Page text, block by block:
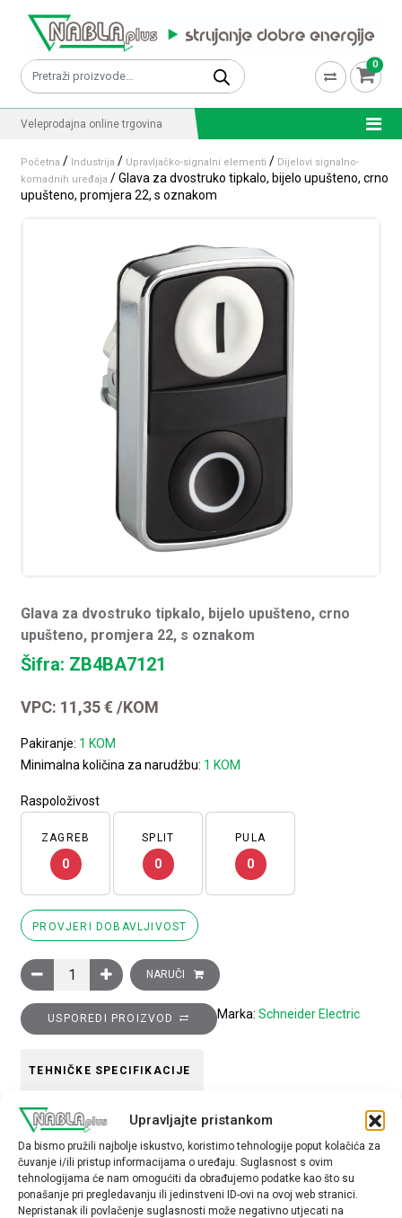
Upravljajte pristankom
Da bismo pružili najbolje iskustvo, koristimo tehnologije poput kolačića za
čuvanje i/ili pristup informacijama o uređaju. Suglasnost s ovim
tehnologijama će nam omogućiti da obrađujemo podatke kao što su
ponašanje pri pregledavanju ili jedinstveni ID-ovi na ovoj web stranici.
Nepristanak ili povlačenje suglasnosti može negativno utjecati na
Pretraži: 0
Veleprodajna online trgovina
Početna / Industrija / Upravljačko-signalni elementi / Dijelovi signalno-
komadnih uređaja / Glava za dvostruko tipkalo, bijelo upušteno, crno
upušteno, promjera 22, s oznakom
Glava za dvostruko tipkalo, bijelo upušteno, crno
upušteno, promjera 22, s oznakom
Šifra: ZB4BA7121
VPC: 11,35€ /KOM
Pakiranje: 1 KOM
Minimalna količina za narudžbu: 1 KOM
Raspoloživost
ZAGREB
0
SPLIT
0
PULA
0
PROVJERI DOBAVLJIVOST
Glava za dvostruko tipkalo, bijelo upušteno, crno upušteno,
NARUČI
USPOREDI PROIZVOD Marka: Schneider Electric
TEHNIČKE SPECIFIKACIJE
Boja
Bijela
Tip opreme
glava tipkala